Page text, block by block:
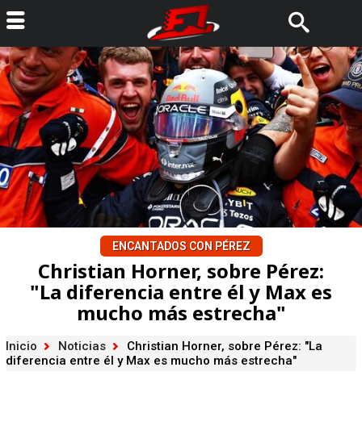
ENCANTADOS CON PÉREZ
Christian Horner, sobre Pérez:
"La diferencia entre él y Max es
mucho más estrecha"
Inicio Noticias
Christian Horner, sobre Pérez: "La
diferencia entre él y Max es mucho más estrecha"